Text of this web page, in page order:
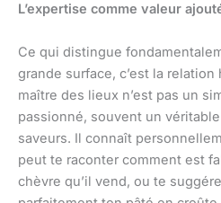
L’expertise comme valeur
Ce qui distingue
grande surface, c’est la relation
maître des lieux n’est pas un
passionné, souvent un
saveurs. Il connaît
peut te raconter comment est
chèvre qu’il vend, ou te